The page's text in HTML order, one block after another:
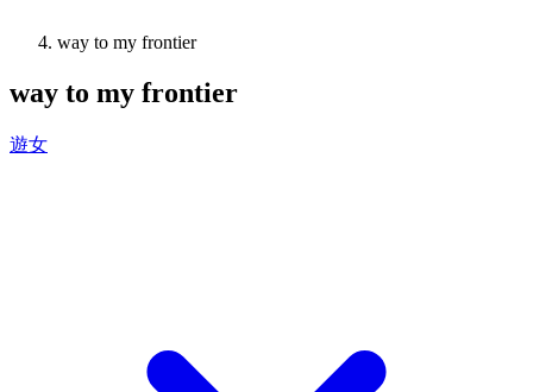
way to my frontier
way to my frontier
遊女